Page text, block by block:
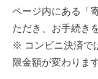
ページ内にある「
ただき、お手続き
※ コンビニ決済で
限金額が変わります